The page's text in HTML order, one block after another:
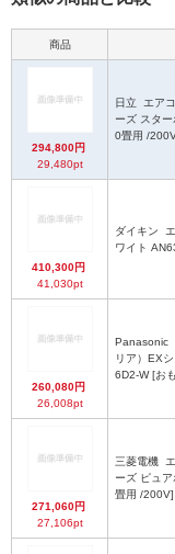
商品
294,800円
29,480pt
日立
ーズ スタ
0畳用 /
410,300円
41,030pt
ダイキン
ワイト
260,080円
26,008pt
Panasonic
リア）EX
6D2-W [お
271,060円
27,106pt
三菱電機
ーズ ピュ
畳用 /200V]